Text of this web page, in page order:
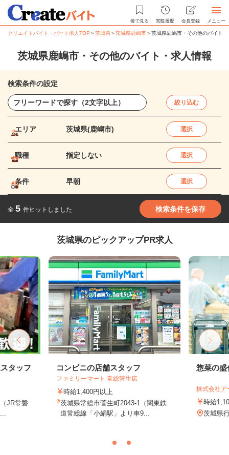
後で見る 閲覧履歴 会員登録 メニュー
クリエイトバイト・パート求人TOP ＞茨城県＞茨城県鹿嶋市＞茨城県鹿嶋市・その他のバイト
茨城県鹿嶋市・その他のバイト・求人情報
検索条件の設定
絞り込む
エリア 茨城県(鹿嶋市) 選択
職種 指定しない 選択
条件 早朝 選択
全 5 件ヒットしました 検索条件を保存
茨城県のピックアップPR求人
タッフ
JR常磐
コンビニの店舗スタッフ
ファミリーマート 常総菅生店
時給1,400円以上
茨城県常総市菅生町2043-1（関東鉄
道常総線「小絹駅」より車9...
惣菜の盛
株式会社ア
時給
茨城県